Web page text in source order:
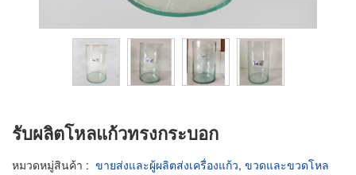
รับผลิตโหลแก้วทรงกระบอก
หมวดหมู่สินค้า : ขายส่งและผู้ผลิตส่งเครื่องแก้ว, ขวดและขวดโหล